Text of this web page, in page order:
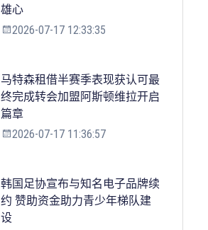
雄心
2026-07-17 12:33:35
马特森租借半赛季表现获认可最
终完成转会加盟阿斯顿维拉开启
篇章
2026-07-17 11:36:57
韩国足协宣布与知名电子品牌续
约 赞助资金助力青少年梯队建
设